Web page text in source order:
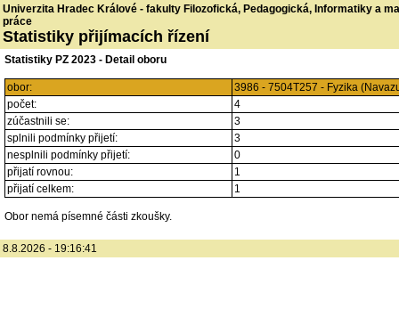
Univerzita Hradec Králové - fakulty Filozofická, Pedagogická, Informatiky a
práce
Statistiky přijímacích řízení
Statistiky PZ 2023 - Detail oboru
obor:
3986 - 7504T257 - Fyzika
počet:
4
zúčastnili se:
3
splnili podmínky přijetí:
3
nesplnili podmínky přijetí:
0
přijatí rovnou:
1
přijatí celkem:
1
Obor nemá písemné části zkoušky.
8.8.2026 - 19:16:41